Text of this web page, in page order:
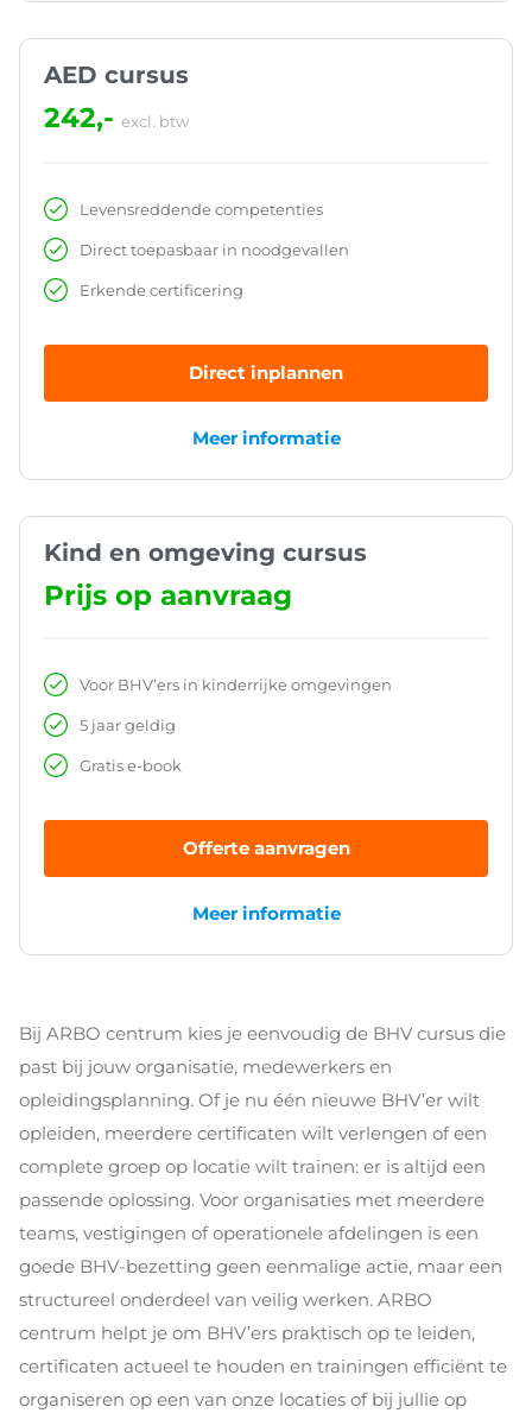
AED cursus
242,- excl. btw
Levensreddende competenties
Direct toepasbaar in noodgevallen
Erkende certificering
Direct inplannen
Meer informatie
Kind en omgeving cursus
Prijs op aanvraag
Voor BHV’ers in kinderrijke omgevingen
5 jaar geldig
Gratis e-book
Offerte aanvragen
Meer informatie
Bij ARBO centrum kies je eenvoudig de BHV cursus die
past bij jouw organisatie, medewerkers en
opleidingsplanning. Of je nu één nieuwe BHV’er wilt
opleiden, meerdere certificaten wilt verlengen of een
complete groep op locatie wilt trainen: er is altijd een
passende oplossing. Voor organisaties met meerdere
teams, vestigingen of operationele afdelingen is een
goede BHV-bezetting geen eenmalige actie, maar een
structureel onderdeel van veilig werken. ARBO
centrum helpt je om BHV’ers praktisch op te leiden,
certificaten actueel te houden en trainingen efficiënt te
organiseren op een van onze locaties of bij jullie op